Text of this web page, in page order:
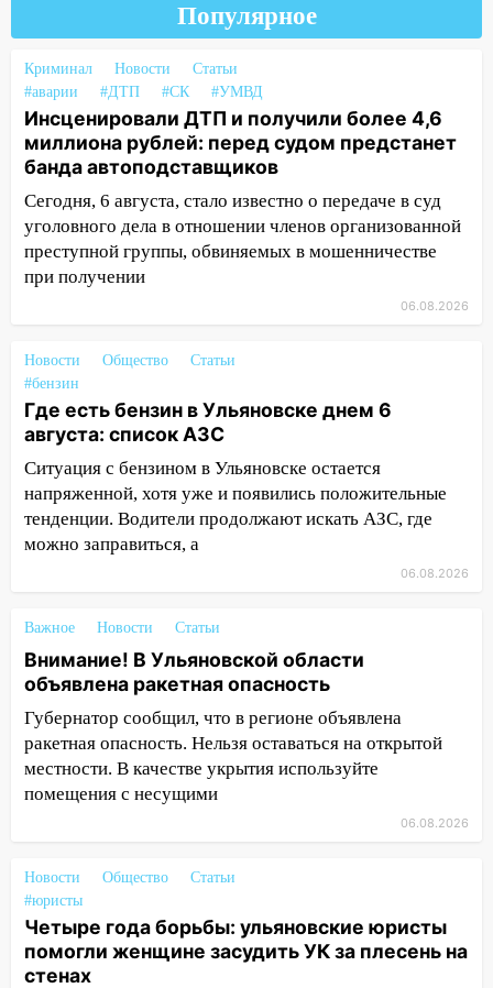
Где есть бензин в Ульяновске 5
17:05
«Обыск» по видеосвязи: в
Ульяновске задержали 19-летнюю
сообщницу мошенников
16:12 Едва не перерезал горло: в
Вешкайме посиделки с судимым
знакомым закончились для женщины
больницей
16:06
18-летняя девушка без прав
перевернулась на мопеде и попала в
15:59
миллионов рублей за криминальное
покровительство
15:32 На «кольце» кроссовер сбил 18-
летнего мопедиста
15:00
В Ульяновске после тройного ДТП
госпитализировали 25-летнего байкера
надвигается жара
14:08 Пешеход переходил по «зебре»:
подробности серьезной аварии на
Фруктовой
13:30 В Димитровграде на улице
Трудовой горело здание
Водитель без прав врезался в
12:37
Переезжал «зебру» на
велосипеде и попал под колеса
12:18 Вспыхнул изнутри: в
Железнодорожном районе горела дача
Популярное
Криминал Новости
Статьи
#аварии
#ДТП #СК #УМВД
Инсценировали ДТП и получили более 4,6
миллиона рублей: перед судом предстанет
банда автоподставщиков
Сегодня, 6 августа, стало известно о передаче в суд
уголовного дела в отношении членов организованной
преступной группы, обвиняемых в мошенничестве
при получении
06.08.2026
Новости Общество
Статьи
#бензин
Где есть бензин в Ульяновске днем 6
августа: список АЗС
Ситуация с бензином в Ульяновске остается
напряженной, хотя уже и появились положительные
тенденции. Водители продолжают искать АЗС, где
можно заправиться, а
06.08.2026
Важное Новости Статьи
Внимание! В Ульяновской области
объявлена ракетная опасность
Губернатор сообщил, что в регионе объявлена
ракетная опасность. Нельзя оставаться на открытой
местности. В качестве укрытия используйте
помещения с несущими
06.08.2026
Новости Общество
Статьи
#юристы
Четыре года борьбы: ульяновские юристы
помогли женщине засудить УК за плесень на
стенах